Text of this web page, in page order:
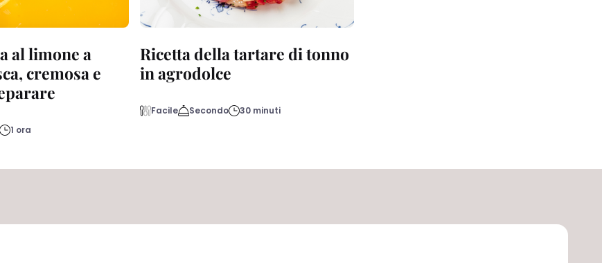
al limone a
cremosa e
1 ora
Ricetta della tartare di tonno
in agrodolce
Facile Secondo 30 minuti